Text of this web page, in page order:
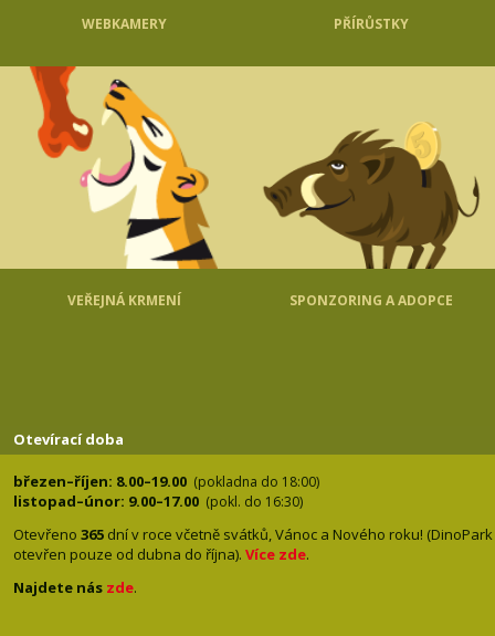
WEBKAMERY PŘÍRŮSTKY
VEŘEJNÁ KRMENÍ SPONZORING A ADOPCE
Otevírací doba
březen–říjen: 8.00–19.00 (pokladna do 18:00)
listopad–únor: 9.00–17.00 (pokl. do 16:30)
Otevřeno 365 dní v roce včetně svátků, Vánoc a Nového roku! (DinoPark
otevřen pouze od dubna do října). Více zde.
Najdete nás zde.